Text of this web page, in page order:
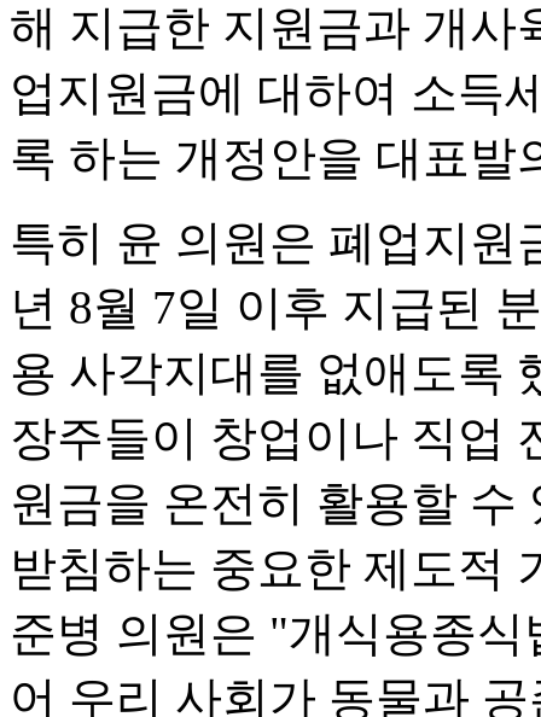
해 지급한 지원금과 개사
업지원금에 대하여 소득
록 하는 개정안을 대표발
특히 윤 의원은 폐업지원
년 8월 7일 이후 지급된
용 사각지대를 없애도록
장주들이 창업이나 직업
원금을 온전히 활용할 수
받침하는 중요한 제도적
준병 의원은 "개식용종
어 우리 사회가 동물과